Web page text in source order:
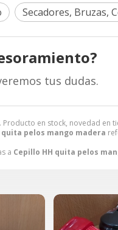
. Producto en stock, novedad en
quita pelos mango madera
a Cepillo HH quita pelos
Secadores, Bruzas,
tus dudas.